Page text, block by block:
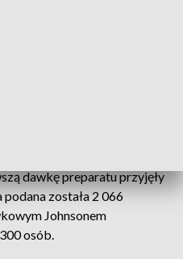
dawkę preparatu przyjęły
została 2 066
Johnsonem
osób.